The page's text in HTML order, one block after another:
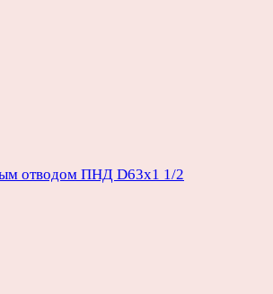
отводом ПНД D63х1 1/2